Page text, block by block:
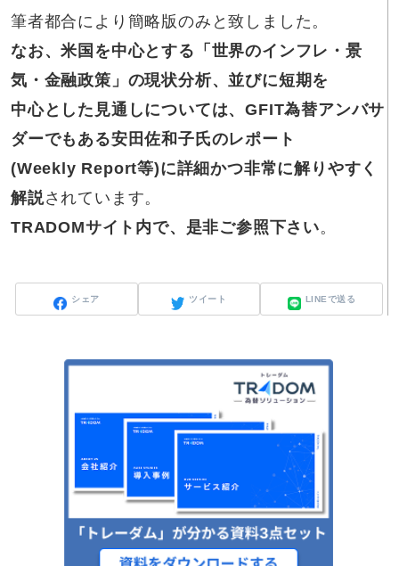
筆者都合により簡略版のみと致しました。
なお、米国を中心とする「世界のインフレ・景
気・金融政策」の現状分析、並びに短期を
中心とした見通しについては、GFIT為替アンバサ
ダーでもある安田佐和子氏のレポート
(Weekly Report等)に詳細かつ非常に解りやすく
解説されています。
TRADOMサイト内で、是非ご参照下さい。
シェア ツイート LINEで送る